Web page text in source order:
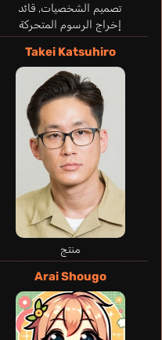
تصميم الشخصيات, قائد
إخراج الرسوم المتحركة
Takei Katsuhiro
منتج
Arai Shougo
Kageyama Akari